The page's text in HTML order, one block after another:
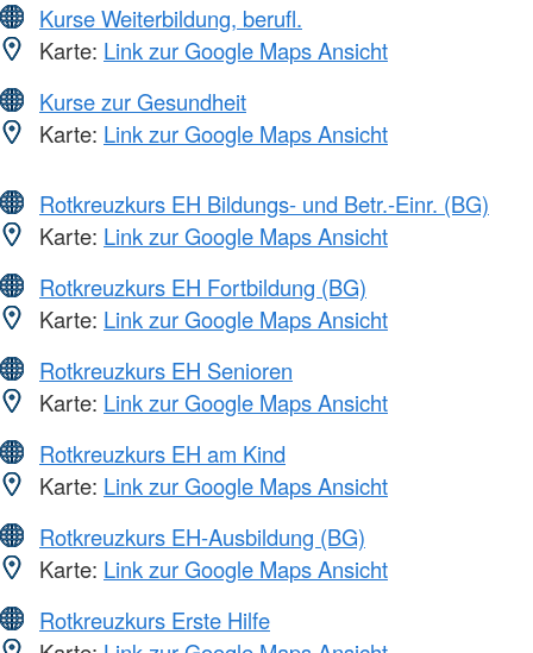
Kurse Weiterbildung, berufl.
Karte: Link zur Google Maps Ansicht
Kurse zur Gesundheit
Karte: Link zur Google Maps Ansicht
Rotkreuzkurs EH Bildungs- und Betr.-Einr. (BG)
Karte: Link zur Google Maps Ansicht
Rotkreuzkurs EH Fortbildung (BG)
Karte: Link zur Google Maps Ansicht
Rotkreuzkurs EH Senioren
Karte: Link zur Google Maps Ansicht
Rotkreuzkurs EH am Kind
Karte: Link zur Google Maps Ansicht
Rotkreuzkurs EH-Ausbildung (BG)
Karte: Link zur Google Maps Ansicht
Rotkreuzkurs Erste Hilfe